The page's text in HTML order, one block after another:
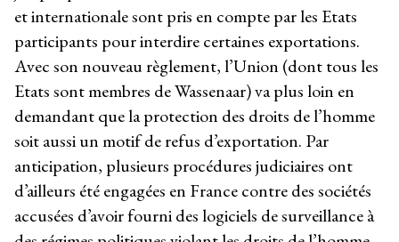
et internationale sont pris en compte par les Etats
participants pour interdire certaines exportations.
Avec son nouveau règlement, l’Union (dont tous les
Etats sont membres de Wassenaar) va plus loin en
demandant que la protection des droits de l’homme
soit aussi un motif de refus d’exportation. Par
anticipation, plusieurs procédures judiciaires ont
d’ailleurs été engagées en France contre des sociétés
accusées d’avoir fourni des logiciels de surveillance à